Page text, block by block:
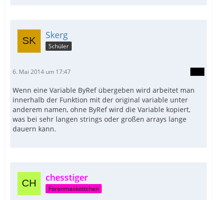
Skerg
Schüler
6. Mai 2014 um 17:47
Wenn eine Variable ByRef übergeben wird arbeitet man
innerhalb der Funktion mit der original variable unter
anderem namen, ohne ByRef wird die Variable kopiert,
was bei sehr langen strings oder großen arrays lange
dauern kann.
chesstiger
Forenmaskottchen